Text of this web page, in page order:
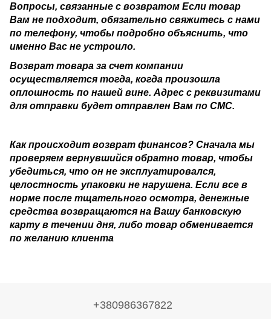
Вопросы, связанные с возвратом Если товар
Вам не подходит, обязательно свяжитесь с нами
по телефону, чтобы подробно объяснить, что
именно Вас не устроило.
Возврат товара за счет компании
осуществляется тогда, когда произошла
оплошность по нашей вине. Адрес с реквизитами
для отправки будет отправлен Вам по СМС.
Как происходит возврат финансов? Сначала мы
проверяем вернувшийся обратно товар, чтобы
убедиться, что он не эксплуатировался,
целостность упаковки не нарушена. Если все в
норме после тщательного осмотра, денежные
средства возвращаются на Вашу банковскую
карту в течении дня, либо товар обменивается
по желанию клиента
+380986367822